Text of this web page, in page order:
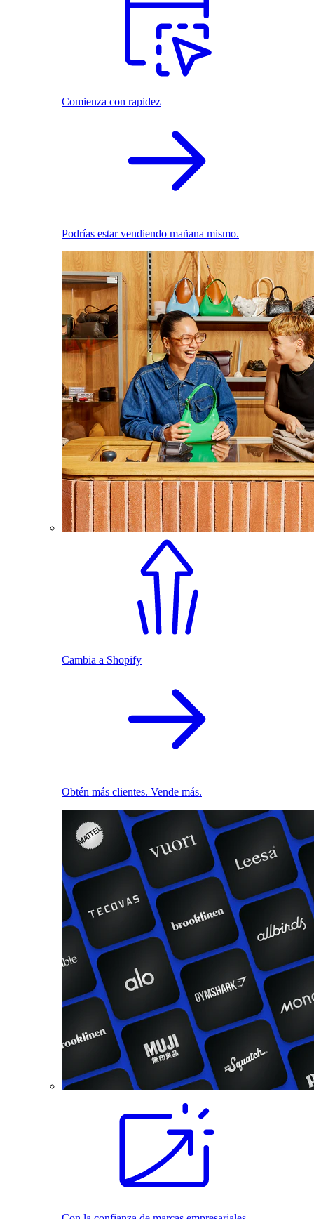
Comienza con rapidez
Podrías estar vendiendo mañana mismo.
Cambia a Shopify
Obtén más clientes. Vende más.